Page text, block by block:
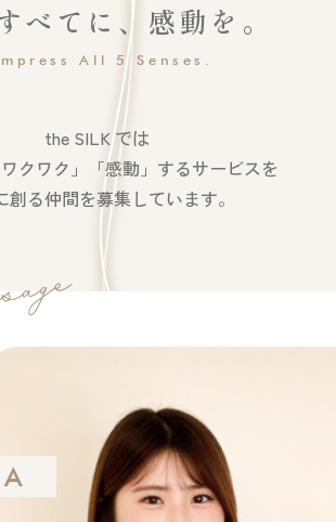
べてに、感動を。
All 5 Senses.
the SILK では
クワク」「感動」するサービスを
創る仲間を募集しています。